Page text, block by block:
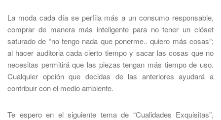
La moda cada día se perfila más a un consumo responsable,
comprar de manera más inteligente para no tener un clóset
saturado de “no tengo nada que ponerme.. quiero más cosas”;
al hacer auditoria cada cierto tiempo y sacar las cosas que no
necesitas permitirá que las piezas tengan más tiempo de uso.
Cualquier opción que decidas de las anteriores ayudará a
contribuir con el medio ambiente.
Te espero en el siguiente tema de “Cualidades Exquisitas”,